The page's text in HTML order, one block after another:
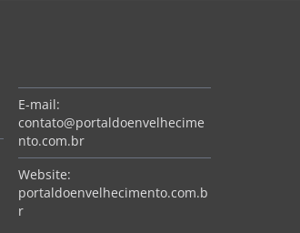
E-mail:
contato@portaldoenvelhecime
nto.com.br
Website:
portaldoenvelhecimento.com.b
r